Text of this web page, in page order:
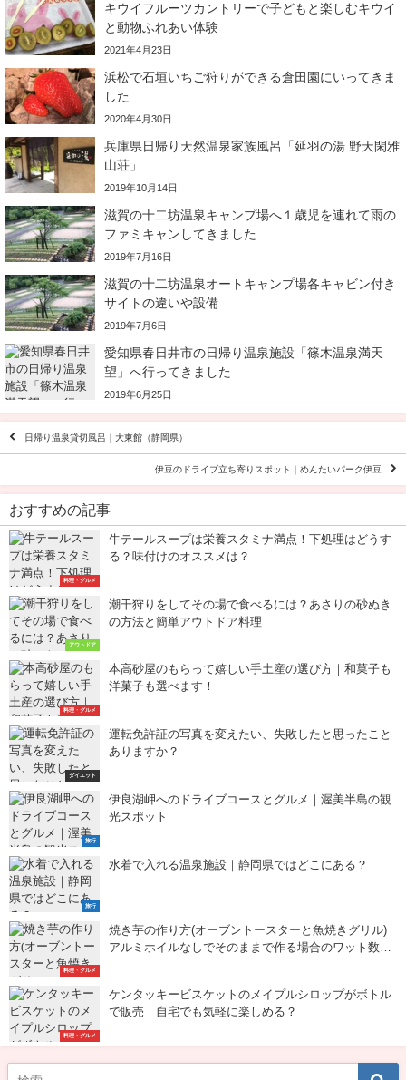
キウイフルーツカントリーで子どもと楽しむキウイ
と動物ふれあい体験
2021年4月23日
浜松で石垣いちご狩りができる倉田園にいってきま
した
2020年4月30日
兵庫県日帰り天然温泉家族風呂「延羽の湯 野天閑雅
山荘」
2019年10月14日
滋賀の十二坊温泉キャンプ場へ１歳児を連れて雨の
ファミキャンしてきました
2019年7月16日
滋賀の十二坊温泉オートキャンプ場各キャビン付き
サイトの違いや設備
2019年7月6日
愛知県春日井市の日帰り温泉施設「篠木温泉満天
望」へ行ってきました
2019年6月25日
日帰り温泉貸切風呂｜大東館（静岡県）
伊豆のドライブ立ち寄りスポット｜めんたいパーク伊豆
おすすめの記事
料理・グルメ
牛テールスープは栄養スタミナ満点！下処理はどうす
る？味付けのオススメは？
アウトドア
潮干狩りをしてその場で食べるには？あさりの砂ぬき
の方法と簡単アウトドア料理
料理・グルメ
本高砂屋のもらって嬉しい手土産の選び方｜和菓子も
洋菓子も選べます！
ダイエット
運転免許証の写真を変えたい、失敗したと思ったこと
ありますか？
旅行
伊良湖岬へのドライブコースとグルメ｜渥美半島の観
光スポット
旅行
水着で入れる温泉施設｜静岡県ではどこにある？
料理・グルメ
焼き芋の作り方(オーブントースターと魚焼きグリル)
アルミホイルなしでそのままで作る場合のワット数や
料理・グルメ
ケンタッキービスケットのメイプルシロップがボトル
で販売｜自宅でも気軽に楽しめる？